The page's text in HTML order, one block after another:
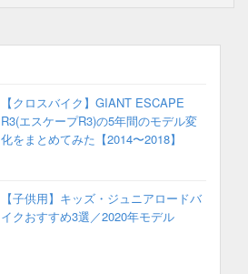
【クロスバイク】GIANT ESCAPE
R3(エスケープR3)の5年間のモデル変
化をまとめてみた【2014〜2018】
【子供用】キッズ・ジュニアロードバ
イクおすすめ3選／2020年モデル